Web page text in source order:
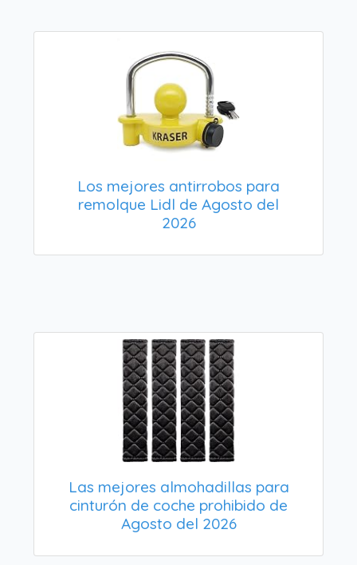
Los mejores antirrobos para
remolque Lidl de Agosto del
2026
Las mejores almohadillas para
cinturón de coche prohibido de
Agosto del 2026